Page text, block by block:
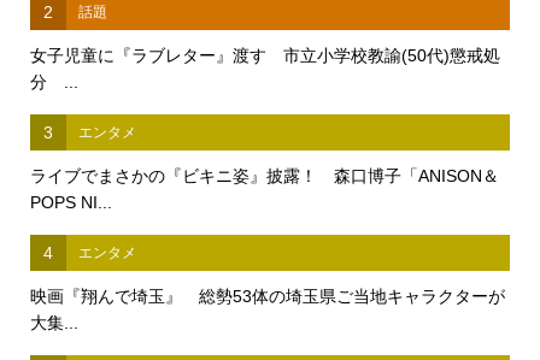
2 話題
女子児童に『ラブレター』渡す 市立小学校教諭(50代)懲戒処
分 ...
3 エンタメ
ライブでまさかの『ビキニ姿』披露！ 森口博子「ANISON＆
POPS NI...
4 エンタメ
映画『翔んで埼玉』 総勢53体の埼玉県ご当地キャラクターが
大集...